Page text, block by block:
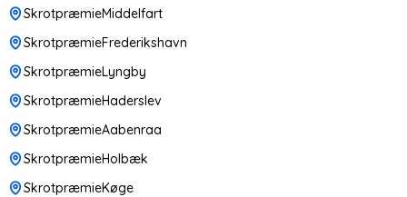
SkrotpræmieMiddelfart
SkrotpræmieFrederikshavn
SkrotpræmieLyngby
SkrotpræmieHaderslev
SkrotpræmieAabenraa
SkrotpræmieHolbæk
SkrotpræmieKøge